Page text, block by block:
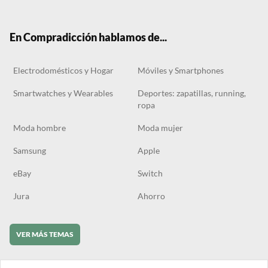
En Compradicción hablamos de...
Electrodomésticos y Hogar Móviles y Smartphones
Smartwatches y Wearables
Deportes: zapatillas, running,
ropa
Moda hombre Moda mujer
Samsung Apple
eBay Switch
Jura Ahorro
VER MÁS TEMAS